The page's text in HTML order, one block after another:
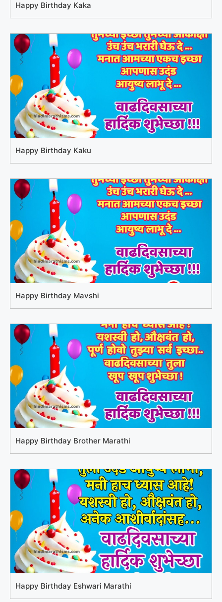
Happy Birthday Kaka
Happy Birthday Kaku
Happy Birthday Mavshi
Happy Birthday Brother Marathi
Happy Birthday Eshwari Marathi